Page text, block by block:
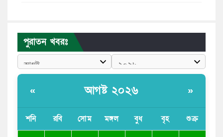
পুলিশকে পিটিয়ে রক্তাক্ত করেছি এ দৃশ্য কি আপনারা দেখেননি:
এনসিপি নেতা
সরকার
পুরাতন খবরঃ
« আগষ্ট ২০২৬ »
শনি রবি সোম মঙ্গল বুধ বৃহ শুক্র